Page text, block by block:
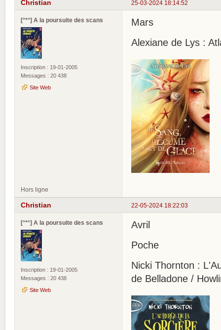
25-03-2024 18:14:52
Christian
[°*°] A la poursuite des scans
Inscription : 19-01-2005
Messages : 20 438
Site Web
Mars
Alexiane de Lys :
Hors ligne
22-05-2024 18:22:03
Christian
[°*°] A la poursuite des scans
Inscription : 19-01-2005
Messages : 20 438
Site Web
Avril
Poche
Nicki Thornton :
de Belladone /